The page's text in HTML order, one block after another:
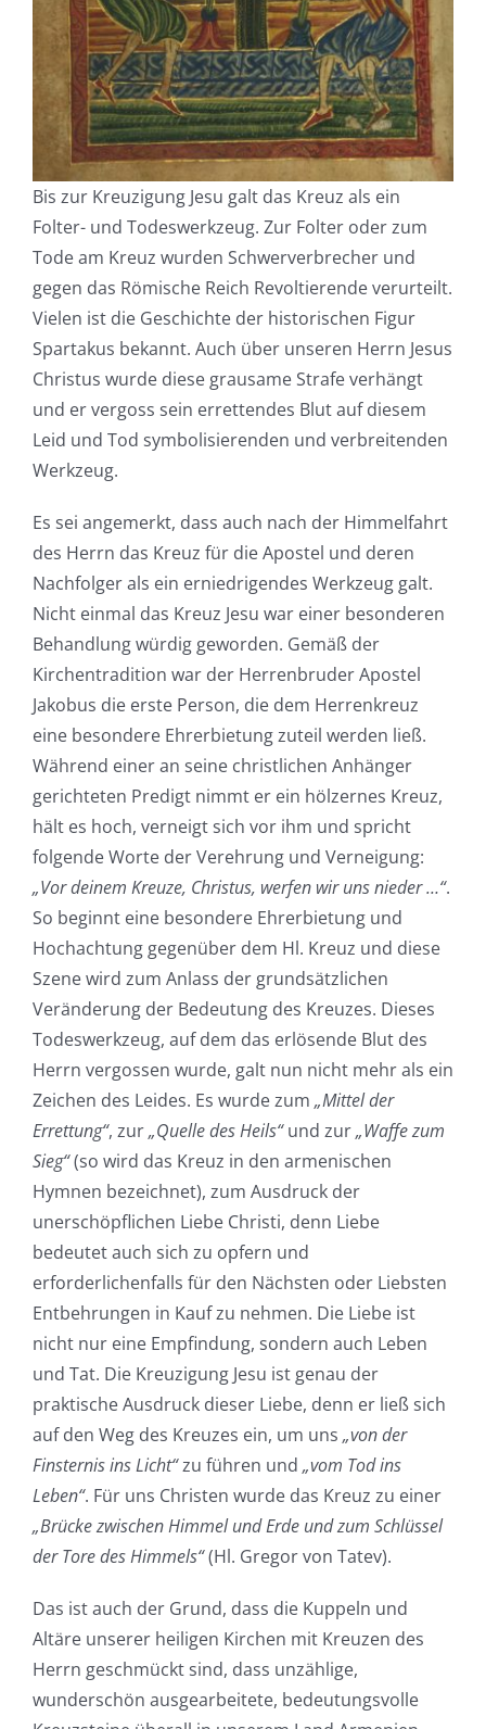
Bis zur Kreuzigung Jesu galt das Kreuz als ein
Folter- und Todeswerkzeug. Zur Folter oder zum
Tode am Kreuz wurden Schwerverbrecher und
gegen das Römische Reich Revoltierende verurteilt.
Vielen ist die Geschichte der historischen Figur
Spartakus bekannt. Auch über unseren Herrn Jesus
Christus wurde diese grausame Strafe verhängt
und er vergoss sein errettendes Blut auf diesem
Leid und Tod symbolisierenden und verbreitenden
Werkzeug.
Es sei angemerkt, dass auch nach der Himmelfahrt
des Herrn das Kreuz für die Apostel und deren
Nachfolger als ein erniedrigendes Werkzeug galt.
Nicht einmal das Kreuz Jesu war einer besonderen
Behandlung würdig geworden. Gemäß der
Kirchentradition war der Herrenbruder Apostel
Jakobus die erste Person, die dem Herrenkreuz
eine besondere Ehrerbietung zuteil werden ließ.
Während einer an seine christlichen Anhänger
gerichteten Predigt nimmt er ein hölzernes Kreuz,
hält es hoch, verneigt sich vor ihm und spricht
folgende Worte der Verehrung und Verneigung:
„Vor deinem Kreuze, Christus, werfen wir uns nieder …“.
So beginnt eine besondere Ehrerbietung und
Hochachtung gegenüber dem Hl. Kreuz und diese
Szene wird zum Anlass der grundsätzlichen
Veränderung der Bedeutung des Kreuzes. Dieses
Todeswerkzeug, auf dem das erlösende Blut des
Herrn vergossen wurde, galt nun nicht mehr als ein
Zeichen des Leides. Es wurde zum „Mittel der
Errettung“, zur„Quelle des Heils“und zur„Waffe zum
Sieg“(so wird das Kreuz in den armenischen
Hymnen bezeichnet), zum Ausdruck der
unerschöpflichen Liebe Christi, denn Liebe
bedeutet auch sich zu opfern und
erforderlichenfalls für den Nächsten oder Liebsten
Entbehrungen in Kauf zu nehmen. Die Liebe ist
nicht nur eine Empfindung, sondern auch Leben
und Tat. Die Kreuzigung Jesu ist genau der
praktische Ausdruck dieser Liebe, denn er ließ sich
auf den Weg des Kreuzes ein, um uns „von der
Finsternis ins Licht“zu führen und „vom Tod ins
Leben“. Für uns Christen wurde das Kreuz zu einer
„Brücke zwischen Himmel und Erde und zum Schlüssel
der Tore des Himmels“(Hl. Gregor von Tatev).
Das ist auch der Grund, dass die Kuppeln und
Altäre unserer heiligen Kirchen mit Kreuzen des
Herrn geschmückt sind, dass unzählige,
wunderschön ausgearbeitete, bedeutungsvolle